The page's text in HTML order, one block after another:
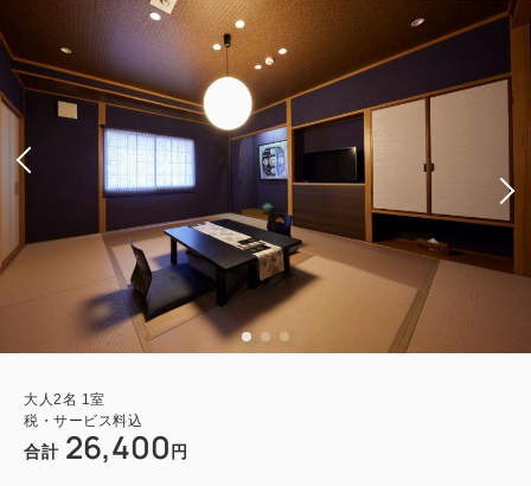
大人 2名 1 室
税・サービス料込
合計 26,400 円